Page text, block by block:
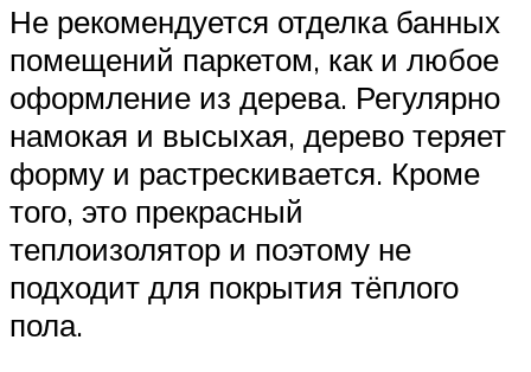
Не рекомендуется отделка банных
помещений паркетом, как и любое
оформление из дерева. Регулярно
намокая и высыхая, дерево теряет
форму и растрескивается. Кроме
того, это прекрасный
теплоизолятор и поэтому не
подходит для покрытия тёплого
пола.